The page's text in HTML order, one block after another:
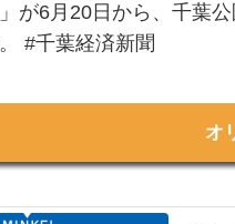
」が6月20日から、千葉
#千葉経済新聞
オ